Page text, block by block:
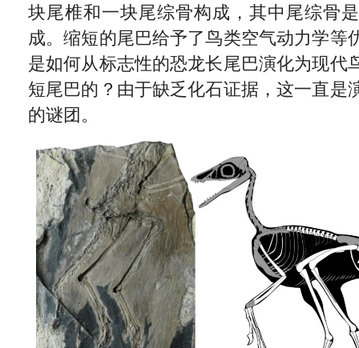
块尾椎和一块尾综骨构成，其中尾综骨
成。缩短的尾巴给予了鸟类空气动力学等
是如何从标志性的恐龙长尾巴演化为现代
短尾巴的？由于缺乏化石证据，这一直是
的谜团。